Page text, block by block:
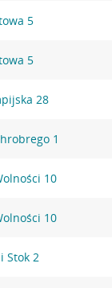
5
5
28
1
10
10
Stok 2